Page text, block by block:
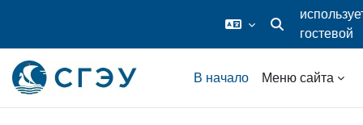
Изменитьгостевой
доступ
В начало
Меню сайта